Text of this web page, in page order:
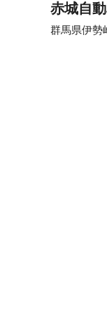
赤城自
群馬県伊勢